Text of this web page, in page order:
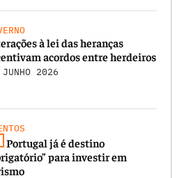
à lei das heranças
acordos entre herdeiros
2026
Portugal já é destino
para investir em